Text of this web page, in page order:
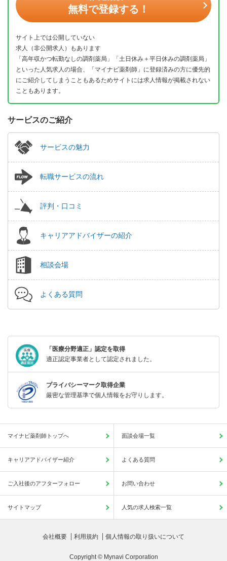
無料で登録する！
サイト上では公開していない
求人（非公開求人）もあります
「高年収かつ転勤なしの調剤薬局」「土日休み＋平日休みの調剤薬局」
といった人気求人の場合、「マイナビ薬剤師」に登録済みの方に優先的
にご紹介してしまうこともあるためサイトには求人情報が掲載されない
こともあります。
サービスのご紹介
サービスの魅力
転職サービスの流れ
評判・口コミ
キャリアアドバイザーの紹介
相談会場
よくある質問
「医療分野適正」認定を取得
適正認定事業者として認定されました。
プライバシーマーク取得企業
厳密な管理基準で個人情報をお守りします。
マイナビ薬剤師トップへ 面談会場一覧
キャリアアドバイザー紹介 よくある質問
ご入社後のアフターフォロー お問い合わせ
サイトマップ 人気の求人検索一覧
会社概要 利用規約 個人情報の取り扱いについて
Copyright © Mynavi Corporation